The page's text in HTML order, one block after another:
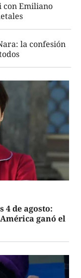
con Emiliano
la confesión
4 de agosto:
ganó el